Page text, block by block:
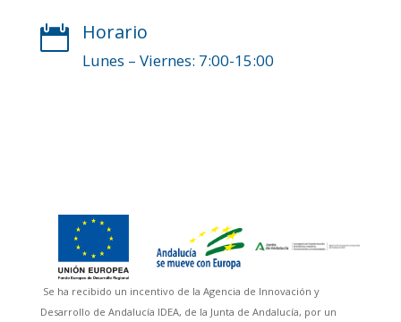
 Horario
Lunes – Viernes: 7:00-15:00
Se ha recibido un incentivo de la Agencia de Innovación y
Desarrollo de Andalucía IDEA, de la Junta de Andalucía, por un